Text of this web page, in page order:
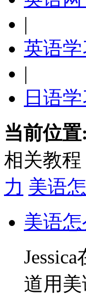
|
英语
|
日语学
当前位置:
相关教程
力 美语
美语
道用